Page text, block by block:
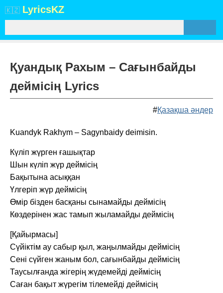
🇰🇿 LyricsKZ
Қуандық Рахым – Сағынбайды
деймісің Lyrics
#Қазақша әндер
Kuandyk Rakhym – Sagynbaidy deimisin.
Күліп жүрген ғашықтар
Шын күліп жүр деймісің
Бақытына асыққан
Үлгеріп жүр деймісің
Өмір бізден басқаны сынамайды деймісің
Көздерінен жас тамып жыламайды деймісің
[Қайырмасы]
Сүйіктім ау сабыр қыл, жаңылмайды деймісің
Сені сүйген жаным бол, сағынбайды деймісің
Таусылғанда жігерің жүдемейді деймісің
Саған бақыт жүрегім тілемейді деймісің